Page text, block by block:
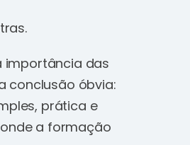
importância das
conclusão óbvia:
prática e
a formação